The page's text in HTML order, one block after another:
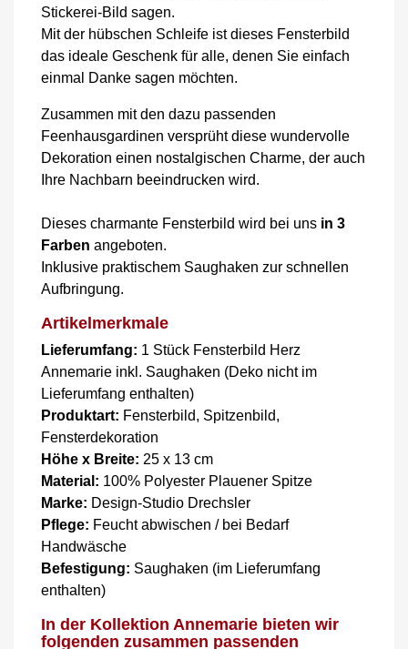
Stickerei-Bild sagen.
Mit der hübschen Schleife ist dieses Fensterbild
das ideale Geschenk für alle, denen Sie einfach
einmal Danke sagen möchten.
Zusammen mit den dazu passenden
Feenhausgardinen versprüht diese wundervolle
Dekoration einen nostalgischen Charme, der auch
Ihre Nachbarn beeindrucken wird.
Dieses charmante Fensterbild wird bei uns in 3
Farben angeboten.
Inklusive praktischem Saughaken zur schnellen
Aufbringung.
Artikelmerkmale
Lieferumfang: 1 Stück Fensterbild Herz
Annemarie inkl. Saughaken (Deko nicht im
Lieferumfang enthalten)
Produktart: Fensterbild, Spitzenbild,
Fensterdekoration
Höhe x Breite: 25 x 13 cm
Material: 100% Polyester Plauener Spitze
Marke: Design-Studio Drechsler
Pflege: Feucht abwischen / bei Bedarf
Handwäsche
Befestigung: Saughaken (im Lieferumfang
enthalten)
In der Kollektion Annemarie bieten wir
folgenden zusammen passenden